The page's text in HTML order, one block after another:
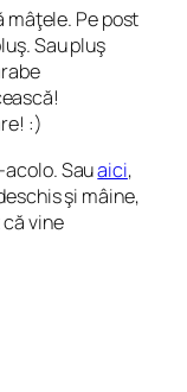
mâţele. Pe post
Sau pluş
:)
Sauaici,
şi mâine,
vine